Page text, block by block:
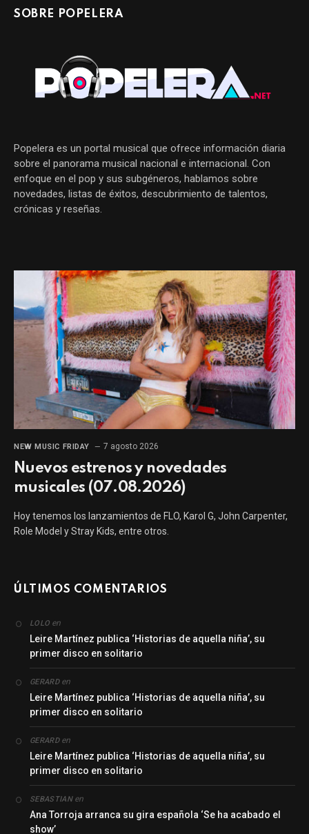
SOBRE POPELERA
Popelera es un portal musical que ofrece información diaria
sobre el panorama musical nacional e internacional. Con
enfoque en el pop y sus subgéneros, hablamos sobre
novedades, listas de éxitos, descubrimiento de talentos,
crónicas y reseñas.
NEW MUSIC FRIDAY 7 agosto 2026
Nuevos estrenos y novedades
musicales (07.08.2026)
Hoy tenemos los lanzamientos de FLO, Karol G, John Carpenter,
Role Model y Stray Kids, entre otros.
ÚLTIMOS COMENTARIOS
LOLO en
Leire Martínez publica ‘Historias de aquella niña’, su
primer disco en solitario
GERARDen
Leire Martínez publica ‘Historias de aquella niña’, su
primer disco en solitario
GERARDen
Leire Martínez publica ‘Historias de aquella niña’, su
primer disco en solitario
SEBASTIANen
Ana Torroja arranca su gira española ‘Se ha acabado el
show’